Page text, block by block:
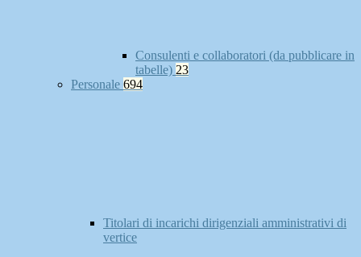
Consulenti e collaboratori (da pubblicare in
tabelle) 23
Personale 694
Titolari di incarichi dirigenziali amministrativi di
vertice